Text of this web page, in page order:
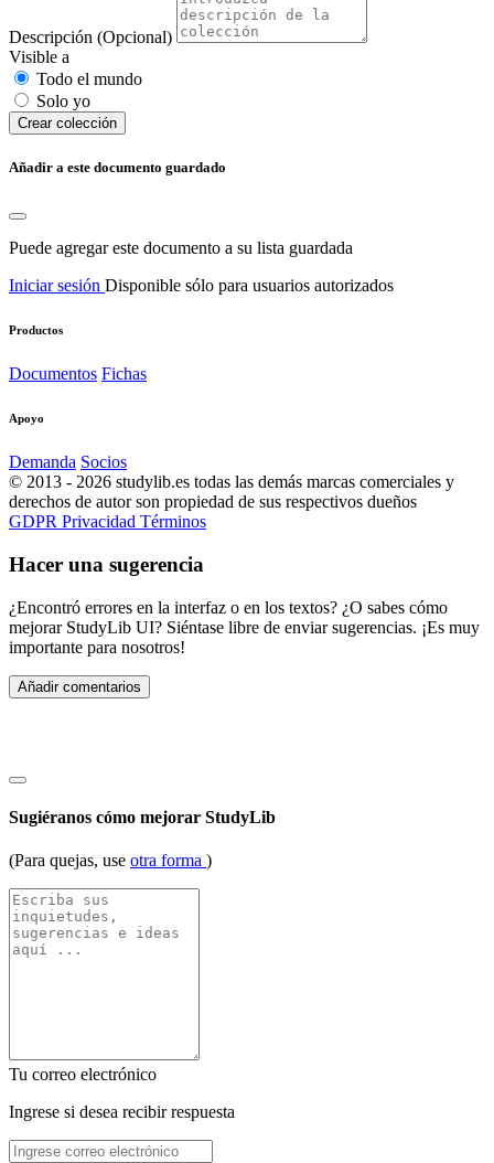
Descripción (Opcional)
Visible a
Todo el mundo
Solo yo
Сrear colección
Añadir a este documento guardado
Puede agregar este documento a su lista guardada
Iniciar sesión Disponible sólo para usuarios autorizados
Productos
Documentos Fichas
Apoyo
Demanda Socios
© 2013 - 2026 studylib.es todas las demás marcas comerciales y
derechos de autor son propiedad de sus respectivos dueños
GDPR Privacidad Términos
Hacer una sugerencia
¿Encontró errores en la interfaz o en los textos? ¿O sabes cómo
mejorar StudyLib UI? Siéntase libre de enviar sugerencias. ¡Es muy
importante para nosotros!
Añadir comentarios
Sugiéranos cómo mejorar StudyLib
(Para quejas, use otra forma )
Tu correo electrónico
Ingrese si desea recibir respuesta